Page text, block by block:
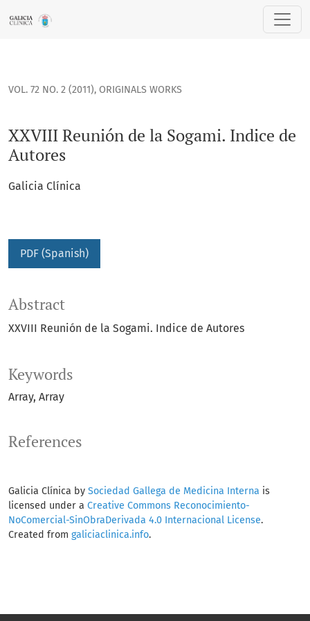
VOL. 72 NO. 2 (2011), ORIGINALS WORKS
XXVIII Reunión de la Sogami. Indice de
Autores
Galicia Clínica
PDF (Spanish)
Keywords
Array Array
Abstract
XXVIII Reunión de la Sogami. Indice de Autores
References
Galicia Clínica by Sociedad Gallega de Medicina Interna is
licensed under a Creative Commons Reconocimiento-
NoComercial-SinObraDerivada 4.0 Internacional License.
Created from galiciaclinica.info.